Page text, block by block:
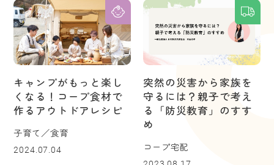
キャンプがもっと楽し
くなる！コープ食材で
作るアウトドアレシピ
子育て／食育
2024.07.04
突然の災害から家族を
守るには？親子で考え
る「防災教育」のすす
め
コープ宅配